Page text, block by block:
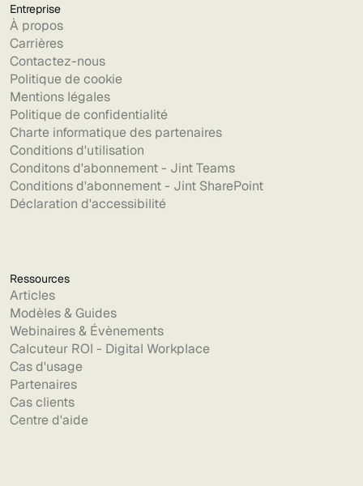
Entreprise
À propos
Carrières
Contactez-nous
Politique de cookie
Mentions légales
Politique de confidentialité
Charte informatique des partenaires
Conditions d'utilisation
Conditons d'abonnement - Jint Teams
Conditions d'abonnement - Jint SharePoint
Déclaration d'accessibilité
Ressources
Articles
Modèles & Guides
Webinaires & Évènements
Calcuteur ROI - Digital Workplace
Cas d'usage
Partenaires
Cas clients
Centre d'aide